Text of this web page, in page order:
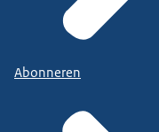
Abonneren